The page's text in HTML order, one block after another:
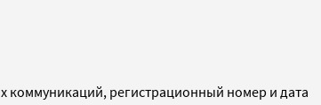
коммуникаций, регистрационный номер и дата